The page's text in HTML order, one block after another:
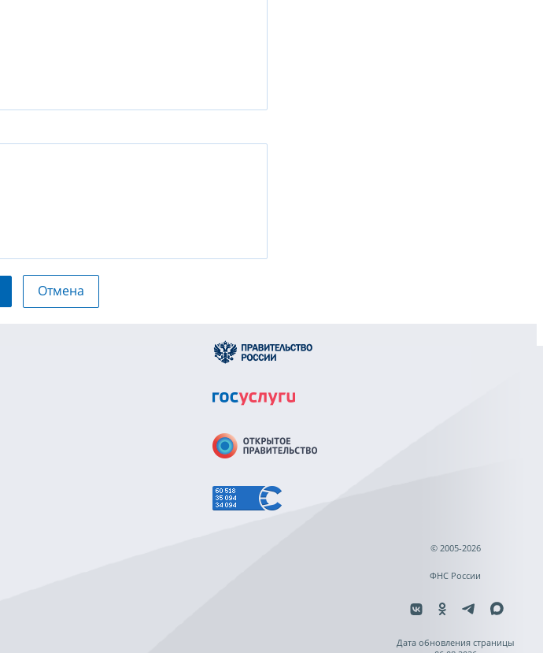
Отмена
© 2005-2026
ФНС России
Дата обновления страницы